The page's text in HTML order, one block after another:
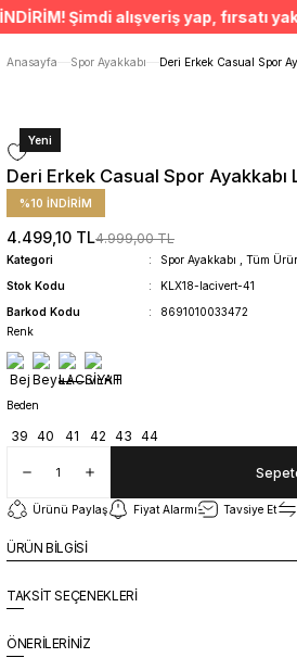
ÜCRETSİZ TESLİMAT
SÜRDÜRÜLEBİLİR
Anasayfa
Spor Ayakkabı Deri Erkek Casual Spor
Yeni
Deri Erkek Casual Spor Ayakkabı
%10 İNDİRİM
4.499,10 TL4.999,00 TL
Kategori Spor Ayakkabı
Tüm
Stok Kodu
KLX18-lacivert-41
Barkod Kodu
8691010033472
Renk
Beden
39 40 41 42 43 44
Ürünü Paylaş Fiyat Alarmı Tavsiye Et
ÜRÜN BİLGİSİ
TAKSİT SEÇENEKLERİ
ÖNERİLERİNİZ
Şimdi alışveriş yap, fırsatı